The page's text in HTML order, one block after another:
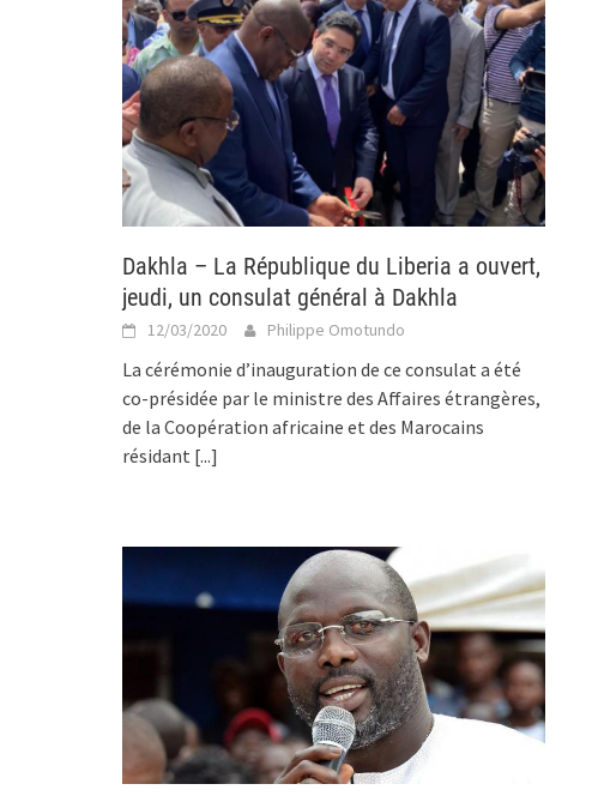
Dakhla – La République du Liberia a ouvert,
jeudi, un consulat général à Dakhla
12/03/2020 Philippe Omotundo
La cérémonie d’inauguration de ce consulat a été
co-présidée par le ministre des Affaires étrangères,
de la Coopération africaine et des Marocains
résidant [...]